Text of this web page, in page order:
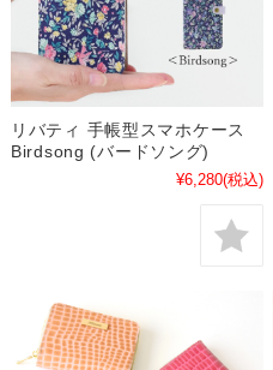
リバティ 手帳型スマホケース
Birdsong (バードソング)
¥6,280(税込)